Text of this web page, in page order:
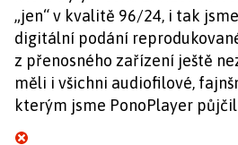
„jen“ v kvalitě 96/24, i tak
digitální podání
z přenosného zařízení ještě
měli i všichni audiofilové,
kterým jsme PonoPlayer